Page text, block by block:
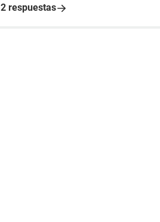
2 respuestas